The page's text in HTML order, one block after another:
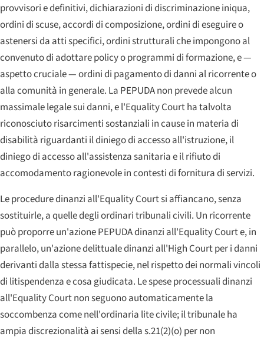
provvisori e definitivi, dichiarazioni di discriminazione iniqua,
ordini di scuse, accordi di composizione, ordini di eseguire o
astenersi da atti specifici, ordini strutturali che impongono al
convenuto di adottare policy o programmi di formazione, e —
aspetto cruciale — ordini di pagamento di danni al ricorrente o
alla comunità in generale. La PEPUDA non prevede alcun
massimale legale sui danni, e l'Equality Courtha talvolta
riconosciuto risarcimenti sostanziali in cause in materia di
disabilità riguardanti il diniego di accesso all'istruzione, il
diniego di accesso all'assistenza sanitaria e il rifiuto di
accomodamento ragionevole in contesti di fornitura di servizi.
Le procedure dinanzi all'Equality Courtsi affiancano, senza
sostituirle, a quelle degli ordinari tribunali civili. Un ricorrente
può proporre un'azione PEPUDA dinanzi all'Equality Courte, in
parallelo, un'azione delittuale dinanzi all'High Courtper i danni
derivanti dalla stessa fattispecie, nel rispetto dei normali vincoli
di litispendenza e cosa giudicata. Le spese processuali dinanzi
all'Equality Courtnon seguono automaticamente la
soccombenza come nell'ordinaria lite civile; il tribunale ha
ampia discrezionalità ai sensi della s.21(2)(o) per non